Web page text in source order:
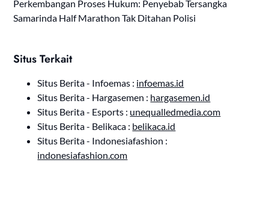
Perkembangan Proses Hukum: Penyebab Tersangka
Samarinda Half Marathon Tak Ditahan Polisi
Situs Terkait
Situs Berita - Infoemas : infoemas.id
Situs Berita - Hargasemen : hargasemen.id
Situs Berita - Esports : unequalledmedia.com
Situs Berita - Belikaca : belikaca.id
Situs Berita - Indonesiafashion :
indonesiafashion.com